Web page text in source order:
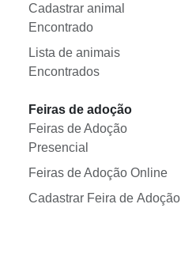
Cadastrar animal
Encontrado
Lista de animais
Encontrados
Feiras de adoção
Feiras de Adoção
Presencial
Feiras de Adoção Online
Cadastrar Feira de Adoção